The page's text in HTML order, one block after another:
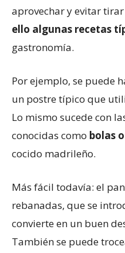
aprovechar y evitar
ello algunas recetas
gastronomía.
Por ejemplo, se puede
un postre típico que
Lo mismo sucede con
conocidas como bolas
cocido madrileño.
Más fácil todavía: el
rebanadas, que se
convierte en un buen
También se puede